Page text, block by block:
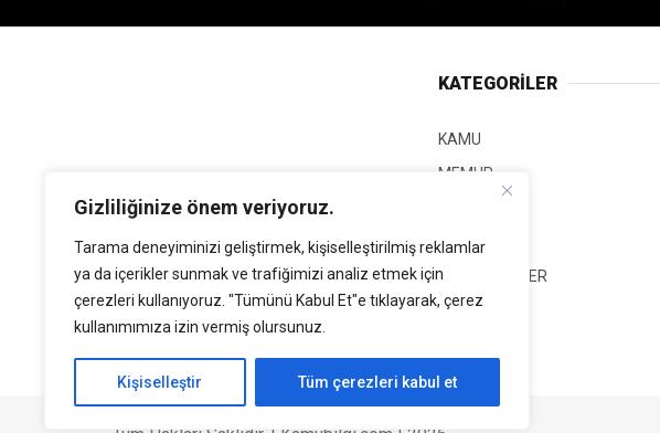
Gizliliğinize önem veriyoruz.
Tarama deneyiminizi geliştirmek, kişiselleştirilmiş reklamlar
ya da içerikler sunmak ve trafiğimizi analiz etmek için
çerezleri kullanıyoruz. "Tümünü Kabul Et"e tıklayarak, çerez
kullanımımıza izin vermiş olursunuz.
Kişiselleştir Tüm çerezleri kabul et
MEMUR
GÜNCEL HABER
Tüm Hakları Saklıdır. | Kamubilgi.com | 2026